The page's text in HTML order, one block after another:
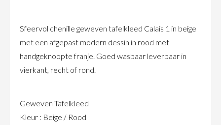
Sfeervol chenille geweven tafelkleed Calais 1 in beige
met een afgepast modern dessin in rood met
handgeknoopte franje. Goed wasbaar leverbaar in
vierkant, recht of rond.
Geweven Tafelkleed
Kleur : Beige / Rood